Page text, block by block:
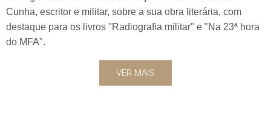
Cunha, escritor e militar, sobre a sua obra literária, com
destaque para os livros "Radiografia militar" e "Na 23ª hora
do MFA".
VER MAIS